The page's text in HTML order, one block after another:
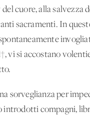
cuore, alla salvezza
sacramenti. In
vi si accostano
sorveglianza per
compagni,